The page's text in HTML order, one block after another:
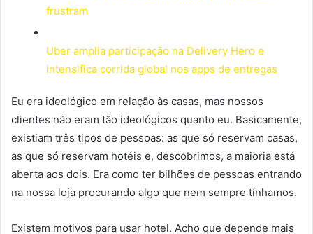
frustram
Uber amplia participação na Delivery Hero e
intensifica corrida global nos apps de entregas
Eu era ideológico em relação às casas, mas nossos
clientes não eram tão ideológicos quanto eu. Basicamente,
existiam três tipos de pessoas: as que só reservam casas,
as que só reservam hotéis e, descobrimos, a maioria está
aberta aos dois. Era como ter bilhões de pessoas entrando
na nossa loja procurando algo que nem sempre tínhamos.
Existem motivos para usar hotel. Acho que depende mais